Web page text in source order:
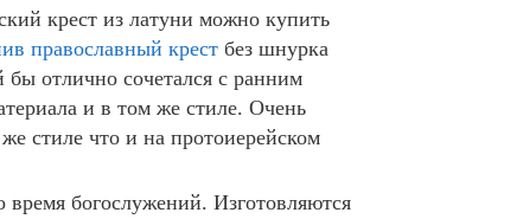
крест из латуни можно купить
православный крест без шнурка
бы отлично сочетался с ранним
и в том же стиле. Очень
стиле что и на протоиерейском
богослужений. Изготовляются